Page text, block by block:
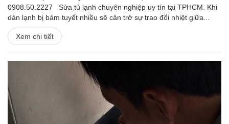
0908.50.2227 Sửa tủ lạnh chuyên nghiệp uy tín tại TPHCM. Khi
dàn lạnh bị bám tuyết nhiều sẽ cản trở sự trao đổi nhiệt giữa...
Xem chi tiết